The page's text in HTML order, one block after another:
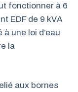
fonctionner à 6
EDF de 9 kVA
une loi d’eau
la
aux bornes